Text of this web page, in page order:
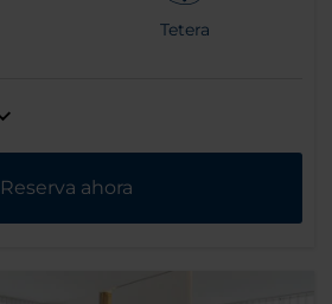
Tetera
Reserva ahora